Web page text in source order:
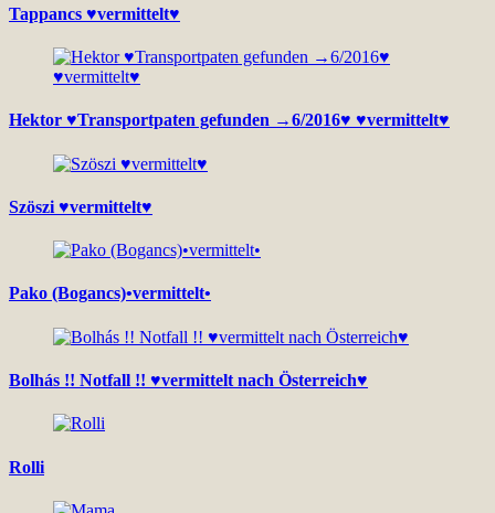
Tappancs ♥vermittelt♥
Hektor ♥Transportpaten gefunden →6/2016♥ ♥vermittelt♥
Szöszi ♥vermittelt♥
Pako (Bogancs)•vermittelt•
Bolhás !! Notfall !! ♥vermittelt nach Österreich♥
Rolli